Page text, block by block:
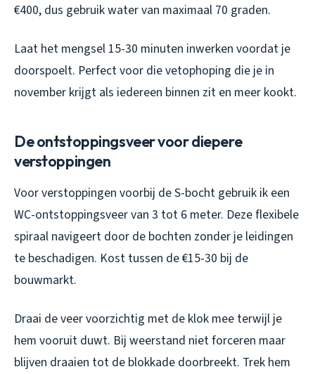
€400, dus gebruik water van maximaal 70 graden.
Laat het mengsel 15-30 minuten inwerken voordat je
doorspoelt. Perfect voor die vetophoping die je in
november krijgt als iedereen binnen zit en meer kookt.
De ontstoppingsveer voor diepere
verstoppingen
Voor verstoppingen voorbij de S-bocht gebruik ik een
WC-ontstoppingsveer van 3 tot 6 meter. Deze flexibele
spiraal navigeert door de bochten zonder je leidingen
te beschadigen. Kost tussen de €15-30 bij de
bouwmarkt.
Draai de veer voorzichtig met de klok mee terwijl je
hem vooruit duwt. Bij weerstand niet forceren maar
blijven draaien tot de blokkade doorbreekt. Trek hem